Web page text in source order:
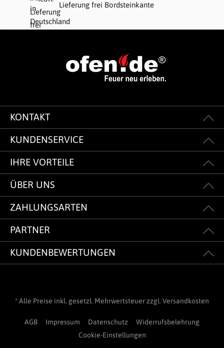
Lieferung frei Bordsteinkante
KONTAKT
KUNDENSERVICE
IHRE VORTEILE
ÜBER UNS
ZAHLUNGSARTEN
PARTNER
KUNDENBEWERTUNGEN
* Alle Preise inkl. gesetzl. Mehrwertsteuer zzgl. Versandkosten
AGB Impressum Datenschutz
Widerrufsbelehrung
Cookie-Einstellungen